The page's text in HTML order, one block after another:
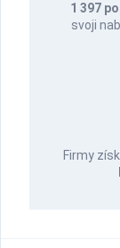
1 397
svoji
Firmy